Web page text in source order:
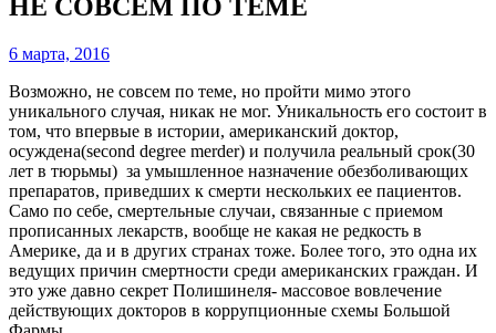
НЕ СОВСЕМ ПО ТЕМЕ
6 марта, 2016
Возможно, не совсем по теме, но пройти мимо этого
уникального случая, никак не мог. Уникальность его состоит в
том, что впервые в истории, американский доктор,
осуждена(second degree merder) и получила реальный срок(30
лет в тюрьмы) за умышленное назначение обезболивающих
препаратов, приведших к смерти нескольких ее пациентов.
Само по себе, смертельные случаи, связанные с приемом
прописанных лекарств, вообще не какая не редкость в
Америке, да и в других странах тоже. Более того, это одна их
ведущих причин смертности среди американских граждан. И
это уже давно секрет Полишинеля- массовое вовлечение
действующих докторов в коррупционные схемы Большой